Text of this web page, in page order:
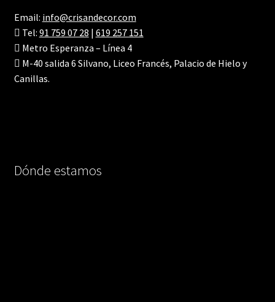
Email: info@crisandecor.com
Tel: 91 759 07 28 | 619 257 151
Metro Esperanza – Línea 4
M-40 salida 6 Silvano, Liceo Francés, Palacio de Hielo y
Canillas.
Dónde estamos